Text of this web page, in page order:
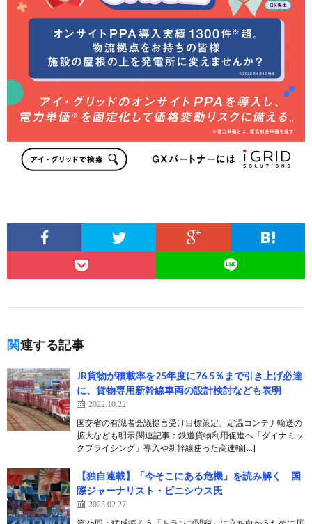
関連する記事
JR貨物が積載率を25年度に76.5％まで引き上げ必達
に、貨物専用新幹線車両の設計検討なども表明
2022.10.22
国交省の有識者会議提言受け目標策定、定温コンテナ輸送の
拡大なども明示 関連記事：鉄道貨物利用促進へ「ダイナミッ
クプライシング」導入や新幹線使った高速輸[…]
【独自連載】「今そこにある危機」を読み解く 国
際ジャーナリスト・ビニシウス氏
2025.02.27